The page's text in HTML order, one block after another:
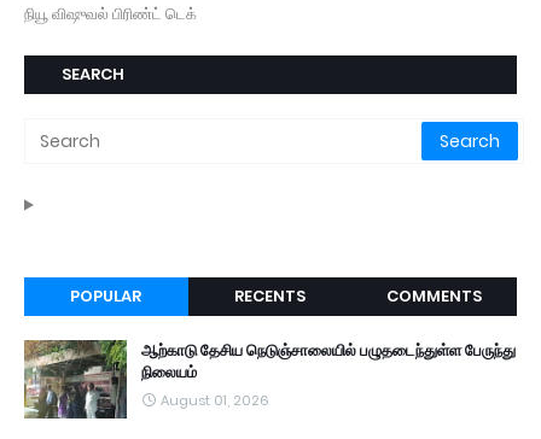
நியூ விஷுவல் பிரிண்ட் டெக்
SEARCH
POPULAR RECENTS COMMENTS
ஆற்காடு தேசிய நெடுஞ்சாலையில் பழுதடைந்துள்ள பேருந்து
நிலையம்
August 01, 2026